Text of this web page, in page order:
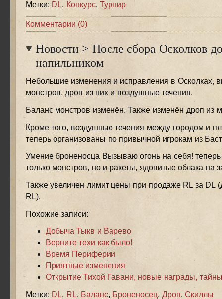
Метки: DL, Конкурс,Турнир
Комментарии (0)
Новости> После сбора Осколков
напильником
Небольшие изменения и исправления в Осколках,
монстров, дроп из них и воздушные течения.
Баланс монстров изменён. Также изменён дроп из
Кроме того, воздушные течения между городом и
теперь организованы по привычной игрокам из
Умение броненосца Вызываю огонь на себя! теперь
только монстров, но и ракеты, ядовитые облака на
Также увеличен лимит цены при продаже RL за DL
RL).
Похожие записи:
Добыча Тыкв и Варево
Верните техи как было!
Время Периферии
Приятные изменения
Открытие Тихой Гавани, новые награды,
Метки: DL, RL, Баланс, Броненосец, Дроп,Скиллы